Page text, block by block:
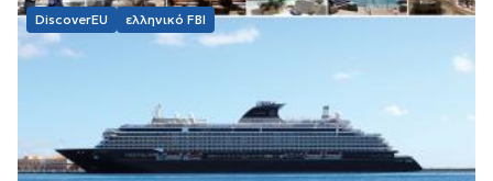
DiscoverEU ελληνικό FBI